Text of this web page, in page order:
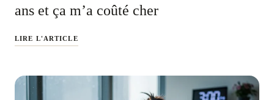
ans et ça m’a coûté cher
LIRE L'ARTICLE